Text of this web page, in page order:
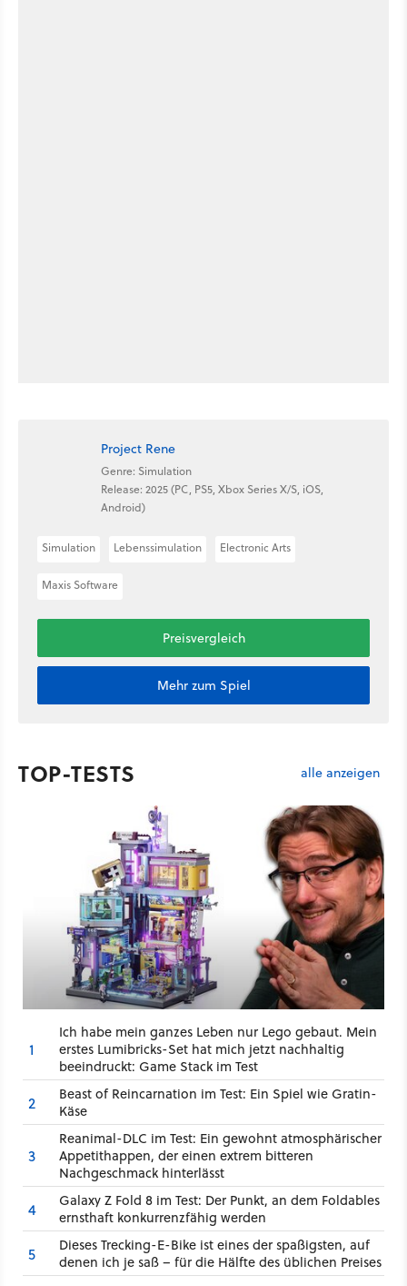
Project Rene
Genre: Simulation
Release: 2025 (PC, PS5, Xbox Series X/S, iOS,
Android)
Simulation Lebenssimulation Electronic Arts
Maxis Software
Preisvergleich
Mehr zum Spiel
TOP-TESTS alle anzeigen
1
Ich habe mein ganzes Leben nur Lego gebaut. Mein
erstes Lumibricks-Set hat mich jetzt nachhaltig
beeindruckt: Game Stack im Test
2
Beast of Reincarnation im Test: Ein Spiel wie Gratin-
Käse
3
Reanimal-DLC im Test: Ein gewohnt atmosphärischer
Appetithappen, der einen extrem bitteren
Nachgeschmack hinterlässt
4
Galaxy Z Fold 8 im Test: Der Punkt, an dem Foldables
ernsthaft konkurrenzfähig werden
5
Dieses Trecking-E-Bike ist eines der spaßigsten, auf
denen ich je saß – für die Hälfte des üblichen Preises